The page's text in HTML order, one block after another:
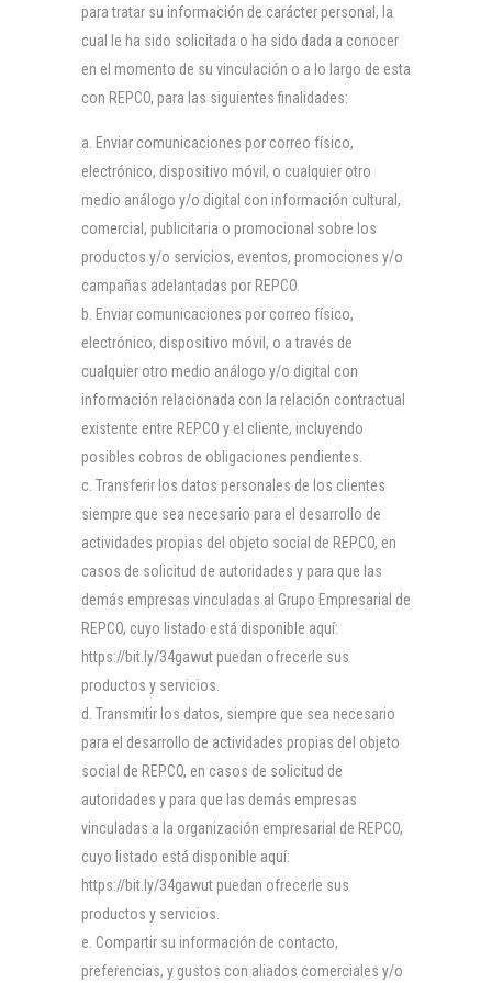
para tratar su información de carácter personal, la
cual le ha sido solicitada o ha sido dada a conocer
en el momento de su vinculación o a lo largo de esta
con REPCO, para las siguientes finalidades:
Enviar comunicaciones por correo físico,
electrónico, dispositivo móvil, o cualquier otro
medio análogo y/o digital con información cultural,
comercial, publicitaria o promocional sobre los
productos y/o servicios, eventos, promociones y/o
campañas adelantadas por REPCO.
Enviar comunicaciones por correo físico,
electrónico, dispositivo móvil, o a través de
cualquier otro medio análogo y/o digital con
información relacionada con la relación contractual
existente entre REPCO y el cliente, incluyendo
posibles cobros de obligaciones pendientes.
Transferir los datos personales de los clientes
siempre que sea necesario para el desarrollo de
actividades propias del objeto social de REPCO, en
casos de solicitud de autoridades y para que las
demás empresas vinculadas al Grupo Empresarial de
REPCO, cuyo listado está disponible aquí:
https://bit.ly/34gawut puedan ofrecerle sus
productos y servicios.
Transmitir los datos, siempre que sea necesario
para el desarrollo de actividades propias del objeto
social de REPCO, en casos de solicitud de
autoridades y para que las demás empresas
vinculadas a la organización empresarial de REPCO,
cuyo listado está disponible aquí:
https://bit.ly/34gawut puedan ofrecerle sus
productos y servicios.
Compartir su información de contacto,
preferencias, y gustos con aliados comerciales y/o